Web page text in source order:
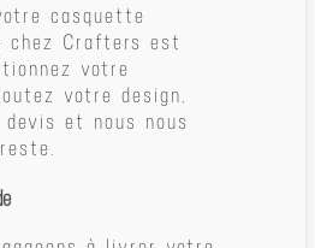
casquette
chez Crafters est
votre
votre design,
et nous nous